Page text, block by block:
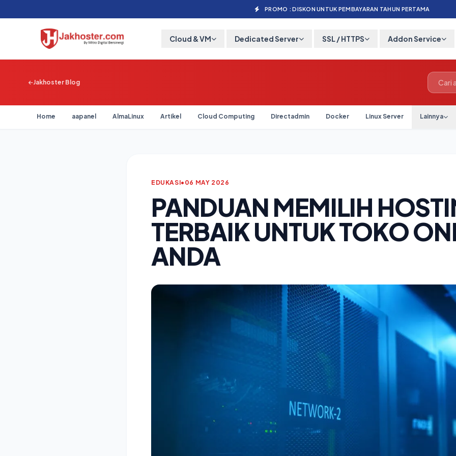
PROMO : DISKON UNTUK PEMBAYARAN TAHUN PERTAMA
Cloud & VM Dedicated Server SSL / HTTPS Addon Service
Jakhoster Blog
Home aapanel AlmaLinux Artikel Cloud Computing Directadmin Docker Linux Server Lainnya
EDUKASI• 06 MAY 2026
PANDUAN MEMILIH
TERBAIK UNTUK TOKO
ANDA